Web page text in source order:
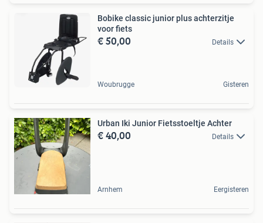
Bobike classic junior plus achterzitje
voor fiets
€ 50,00 Details
Woubrugge Gisteren
Urban Iki Junior Fietsstoeltje Achter
€ 40,00 Details
Arnhem Eergisteren